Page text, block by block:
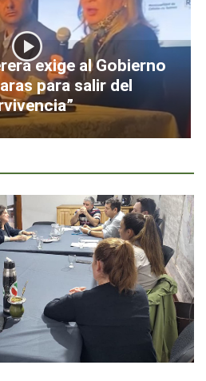
exige al Gobierno
para salir del